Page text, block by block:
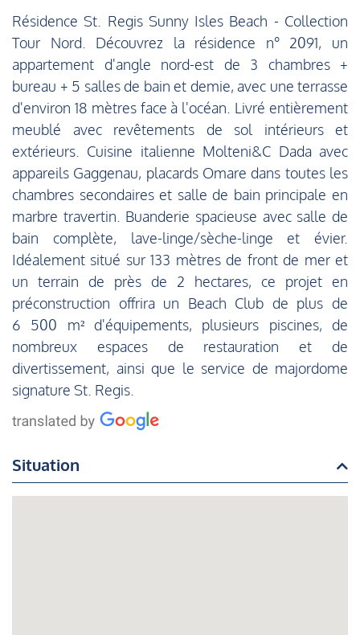
Résidence St. Regis Sunny Isles Beach - Collection
Tour Nord. Découvrez la résidence n° 2091, un
appartement d'angle nord-est de 3 chambres +
bureau + 5 salles de bain et demie, avec une terrasse
d'environ 18 mètres face à l'océan. Livré entièrement
meublé avec revêtements de sol intérieurs et
extérieurs. Cuisine italienne Molteni&C Dada avec
appareils Gaggenau, placards Omare dans toutes les
chambres secondaires et salle de bain principale en
marbre travertin. Buanderie spacieuse avec salle de
bain complète, lave-linge/sèche-linge et évier.
Idéalement situé sur 133 mètres de front de mer et
un terrain de près de 2 hectares, ce projet en
préconstruction offrira un Beach Club de plus de
6 500 m² d'équipements, plusieurs piscines, de
nombreux espaces de restauration et de
divertissement, ainsi que le service de majordome
signature St. Regis.
Situation